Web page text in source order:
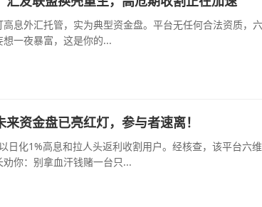
息外汇托管，实为典型资金盘。平台无任何合法资质，
一夜暴富，这是你的...
资金盘已亮红灯，参与者速离！
化1%高息和拉人头返利收割用户。经核查，该平台六
你：别拿血汗钱赌一台只...